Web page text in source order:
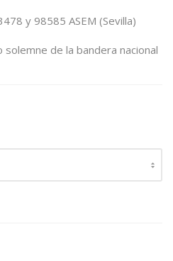
y 98585 ASEM (Sevilla)
solemne de la bandera nacional